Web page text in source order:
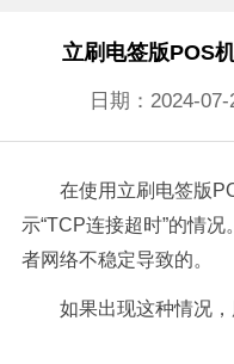
立刷电签版POS
日期：2024-
在使用立刷电签版
示“TCP连接超时”的情
者网络不稳定导致的。
如果出现这种情况